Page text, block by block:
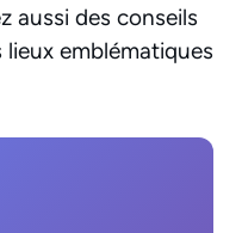
aussi des conseils
emblématiques